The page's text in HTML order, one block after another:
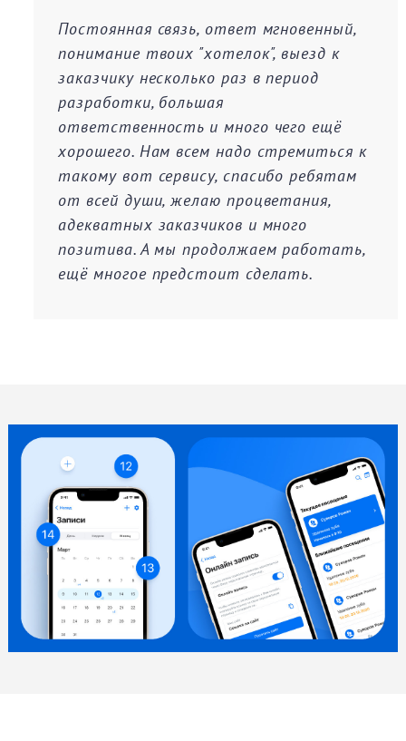
Постоянная связь, ответ мгновенный,
понимание твоих "хотелок", выезд к
заказчику несколько раз в период
разработки, большая
ответственность и много чего ещё
хорошего. Нам всем надо стремиться к
такому вот сервису, спасибо ребятам
от всей души, желаю процветания,
адекватных заказчиков и много
позитива. А мы продолжаем работать,
ещё многое предстоит сделать.